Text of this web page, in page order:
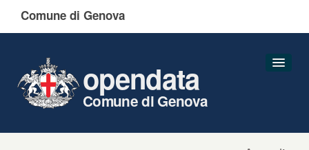
Comune di Genova
opendata
Comune di Genova